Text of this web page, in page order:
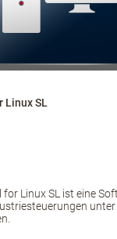
Linux SL
for Linux SL ist eine